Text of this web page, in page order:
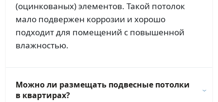
(оцинкованых) элементов. Такой потолок
мало подвержен коррозии и хорошо
подходит для помещений с повышенной
влажностью.
Можно ли размещать подвесные потолки
в квартирах?